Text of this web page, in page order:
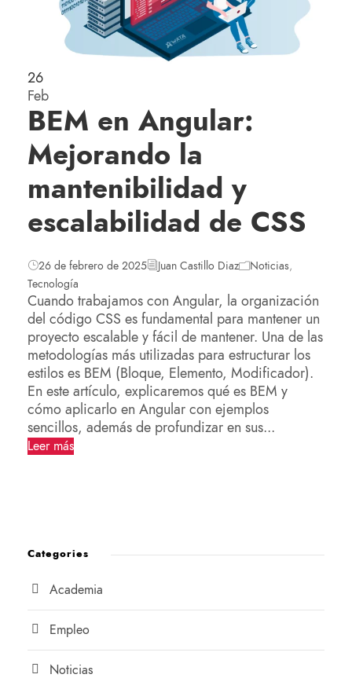
26
Feb
BEM en Angular:
Mejorando la
mantenibilidad y
escalabilidad de CSS
26 de febrero de 2025 Juan Castillo Diaz Noticias,
Tecnología
Cuando trabajamos con Angular, la organización
del código CSS es fundamental para mantener un
proyecto escalable y fácil de mantener. Una de las
metodologías más utilizadas para estructurar los
estilos es BEM (Bloque, Elemento, Modificador).
En este artículo, explicaremos qué es BEM y
cómo aplicarlo en Angular con ejemplos
sencillos, además de profundizar en sus...
Leer más
Categories
Academia
Empleo
Noticias